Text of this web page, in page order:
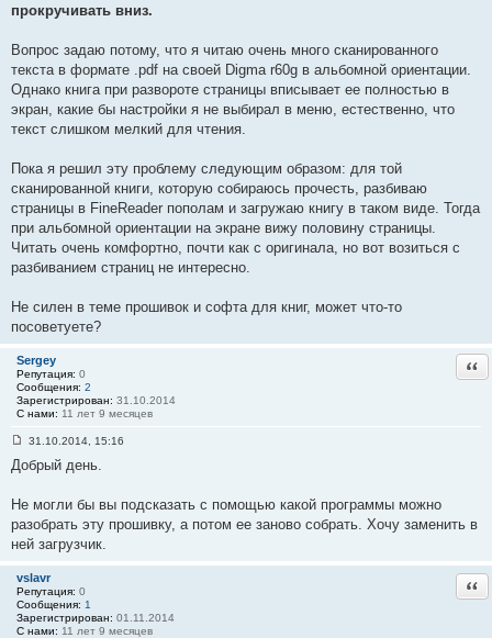
прокручивать вниз.
Вопрос задаю потому, что я читаю очень много сканированного
текста в формате .pdf на своей Digma r60g в альбомной ориентации.
Однако книга при развороте страницы вписывает ее полностью в
экран, какие бы настройки я не выбирал в меню, естественно, что
текст слишком мелкий для чтения.
Пока я решил эту проблему следующим образом: для той
сканированной книги, которую собираюсь прочесть, разбиваю
страницы в FineReader пополам и загружаю книгу в таком виде. Тогда
при альбомной ориентации на экране вижу половину страницы.
Читать очень комфортно, почти как с оригинала, но вот возиться с
разбиванием страниц не интересно.
Не силен в теме прошивок и софта для книг, может что-то
посоветуете?
Sergey
Репутация: 0
Сообщения: 2
Зарегистрирован: 31.10.2014
С нами: 11 лет 9 месяцев
о
щ
н
и
#
5
8
31.10.2014, 15:16
Добрый день.
Не могли бы вы подсказать с помощью какой программы можно
разобрать эту прошивку, а потом ее заново собрать. Хочу заменить в
ней загрузчик.
vslavr
Репутация: 0
Сообщения: 1
Зарегистрирован: 01.11.2014
С нами: 11 лет 9 месяцев